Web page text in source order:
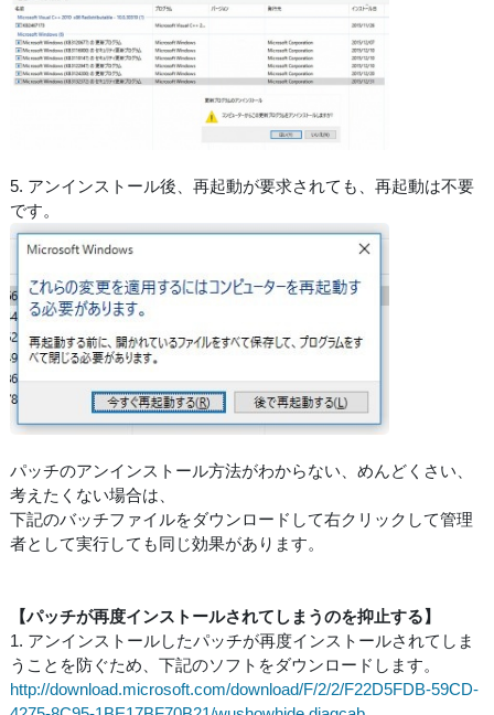
5. アンインストール後、再起動が要求されても、再起動は不要
です。
パッチのアンインストール方法がわからない、めんどくさい、
考えたくない場合は、
下記のバッチファイルをダウンロードして右クリックして管理
者として実行しても同じ効果があります。
【パッチが再度インストールされてしまうのを抑止する】
1. アンインストールしたパッチが再度インストールされてしま
うことを防ぐため、下記のソフトをダウンロードします。
http://download.microsoft.com/download/F/2/2/F22D5FDB-59CD-